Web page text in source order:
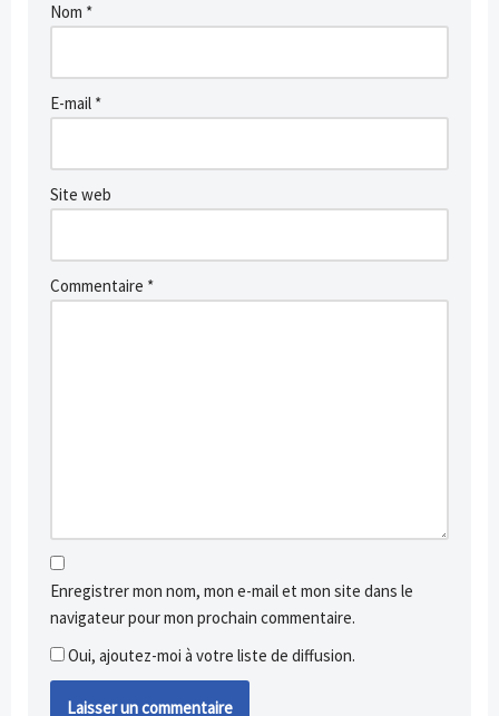
Nom *
E-mail *
Site web
Commentaire *
Enregistrer mon nom, mon e-mail et mon site dans le
navigateur pour mon prochain commentaire.
Oui, ajoutez-moi à votre liste de diffusion.